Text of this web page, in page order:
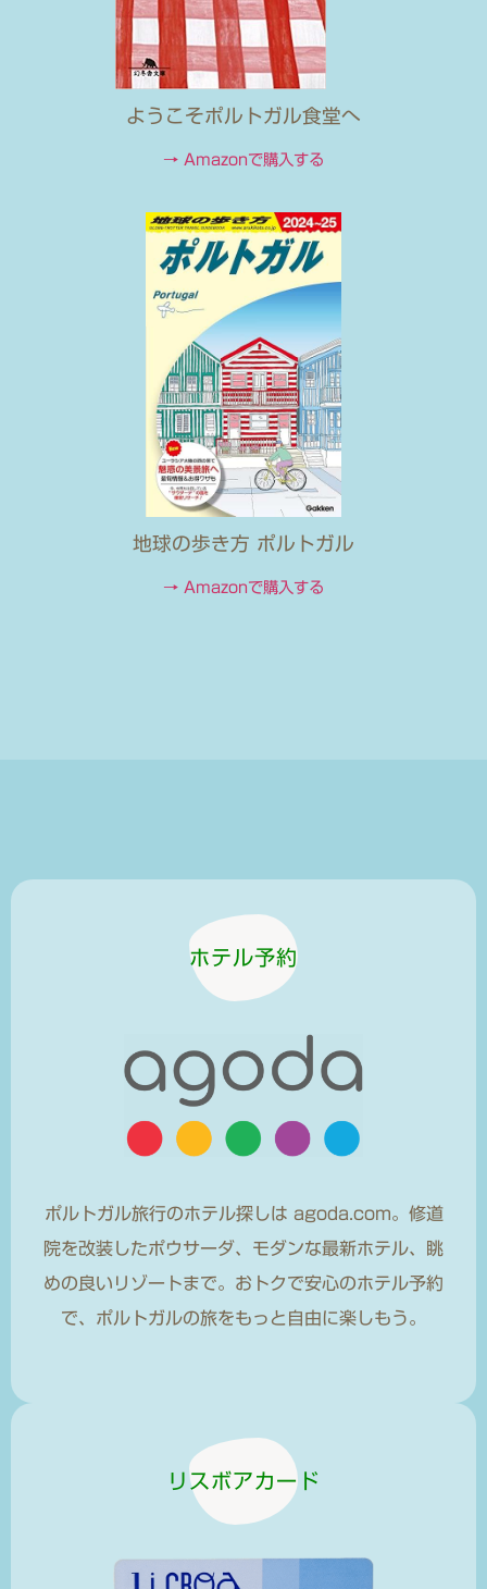
ようこそポルトガル食堂へ
→ Amazonで購入する
地球の歩き方 ポルトガル
→ Amazonで購入する
ホテル予約
ポルトガル旅行のホテル探しは agoda.com。修道
院を改装したポウサーダ、モダンな最新ホテル、眺
めの良いリゾートまで。おトクで安心のホテル予約
で、ポルトガルの旅をもっと自由に楽しもう。
リスボアカード